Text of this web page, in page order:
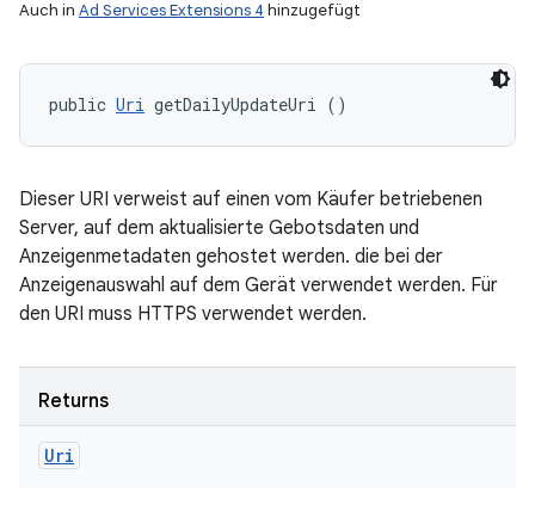
Auch in Ad Services Extensions 4 hinzugefügt
public Uri getDailyUpdateUri ()
Dieser URI verweist auf einen vom Käufer betriebenen
Server, auf dem aktualisierte Gebotsdaten und
Anzeigenmetadaten gehostet werden. die bei der
Anzeigenauswahl auf dem Gerät verwendet werden. Für
den URI muss HTTPS verwendet werden.
Returns
Uri